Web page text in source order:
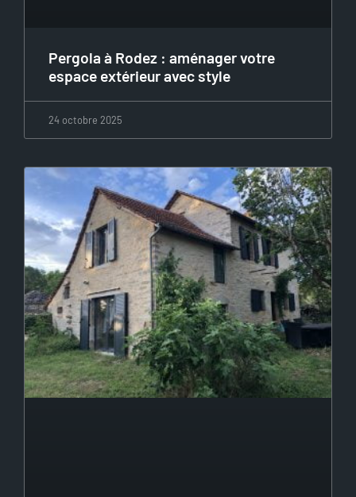
Pergola à Rodez : aménager votre
espace extérieur avec style
24 octobre 2025